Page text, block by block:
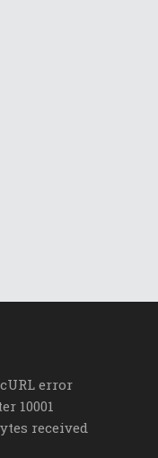
error
10001
received